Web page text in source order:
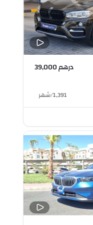
درهم 39,000
1,391
/شهر